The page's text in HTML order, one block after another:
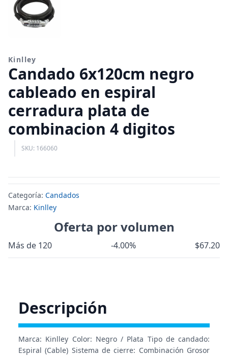
Kinlley
Candado 6x120cm negro
cableado en espiral
cerradura plata de
combinacion 4 digitos
SKU: 166060
Categoría: Candados
Marca: Kinlley
Oferta por volumen
Más de 120 -4.00% $67.20
Descripción
Marca: Kinlley Color: Negro / Plata Tipo de candado:
Espiral (Cable) Sistema de cierre: Combinación Grosor